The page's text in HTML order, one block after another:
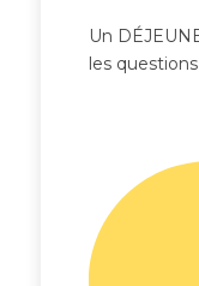
Un
les